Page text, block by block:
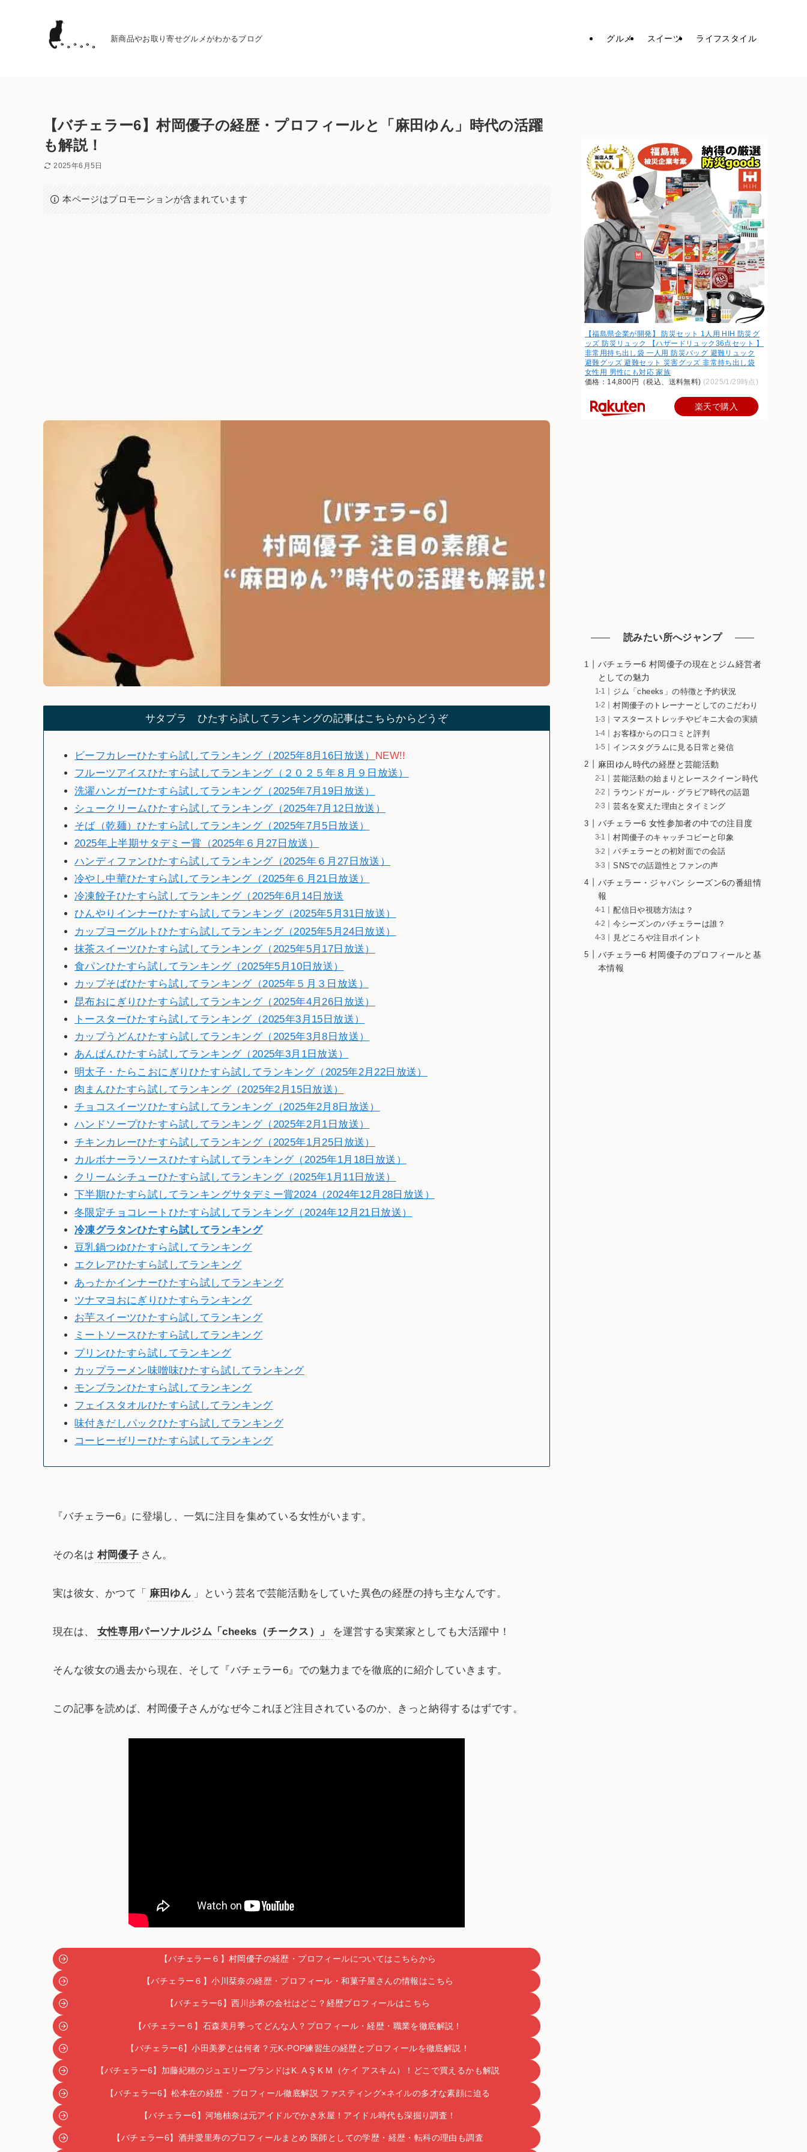
新商品やお取り寄せグルメがわかるブログ グルメ スイーツ ライフスタイル
【バチェラー6】村岡優子の経歴・プロフィールと「麻田ゆん」時代の活躍
も解説！
2025年6月5日
本ページはプロモーションが含まれています
サタプラ ひたすら試してランキングの記事はこちらからどうぞ
ビーフカレーひたすら試してランキング（2025年8月16日放送）
NEW!!
フルーツアイスひたすら試してランキング（２０２５年８月９日放送）
洗濯ハンガーひたすら試してランキング（2025年7月19日放送）
シュークリームひたすら試してランキング（2025年7月12日放送）
そば（乾麺）ひたすら試してランキング（2025年7月5日放送）
2025年上半期サタデミー賞（2025年６月27日放送）
ハンディファンひたすら試してランキング（2025年６月27日放送）
冷やし中華ひたすら試してランキング（2025年６月21日放送）
冷凍餃子ひたすら試してランキング（2025年6月14日放送
ひんやりインナーひたすら試してランキング（2025年5月31日放送）
カップヨーグルトひたすら試してランキング（2025年5月24日放送）
抹茶スイーツひたすら試してランキング（2025年5月17日放送）
食パンひたすら試してランキング（2025年5月10日放送）
カップそばひたすら試してランキング（2025年５月３日放送）
昆布おにぎりひたすら試してランキング（2025年4月26日放送）
トースターひたすら試してランキング（2025年3月15日放送）
カップうどんひたすら試してランキング（2025年3月8日放送）
あんぱんひたすら試してランキング（2025年3月1日放送）
明太子・たらこおにぎりひたすら試してランキング（2025年2月22日放送）
肉まんひたすら試してランキング（2025年2月15日放送）
チョコスイーツひたすら試してランキング（2025年2月8日放送）
ハンドソープひたすら試してランキング（2025年2月1日放送）
チキンカレーひたすら試してランキング（2025年1月25日放送）
カルボナーラソースひたすら試してランキング（2025年1月18日放送）
クリームシチューひたすら試してランキング（2025年1月11日放送）
下半期ひたすら試してランキングサタデミー賞2024（2024年12月28日放送）
冬限定チョコレートひたすら試してランキング（2024年12月21日放送）
冷凍グラタンひたすら試してランキング
豆乳鍋つゆひたすら試してランキング
エクレアひたすら試してランキング
あったかインナーひたすら試してランキング
ツナマヨおにぎりひたすらランキング
お芋スイーツひたすら試してランキング
ミートソースひたすら試してランキング
プリンひたすら試してランキング
カップラーメン味噌味ひたすら試してランキング
モンブランひたすら試してランキング
フェイスタオルひたすら試してランキング
味付きだしパックひたすら試してランキング
コーヒーゼリーひたすら試してランキング
『バチェラー6』に登場し、一気に注目を集めている女性がいます。
その名は 村岡優子 さん。
実は彼女、かつて「 麻田ゆん 」という芸名で芸能活動をしていた異色の経歴の持ち主なんです。
現在は、 女性専用パーソナルジム「cheeks（チークス）」 を運営する実業家としても大活躍中！
そんな彼女の過去から現在、そして『バチェラー6』での魅力までを徹底的に紹介していきます。
この記事を読めば、村岡優子さんがなぜ今これほど注目されているのか、きっと納得するはずです。
【バチェラー６】村岡優子の経歴・プロフィールについてはこちらから
【バチェラー６】小川栞奈の経歴・プロフィール・和菓子屋さんの情報はこちら
【バチェラー6】西川歩希の会社はどこ？経歴プロフィールはこちら
【バチェラー６】石森美月季ってどんな人？プロフィール・経歴・職業を徹底解説！
【バチェラー6】小田美夢とは何者？元K-POP練習生の経歴とプロフィールを徹底解説！
【バチェラー6】加藤紀穂のジュエリーブランドはK. A Ş K M（ケイ アスキム）！どこで買えるかも解説
【バチェラー6】松本在の経歴・プロフィール徹底解説 ファスティング×ネイルの多才な素顔に迫る
【バチェラー6】河地柚奈は元アイドルでかき氷屋！アイドル時代も深掘り調査！
【バチェラー6】酒井愛里寿のプロフィールまとめ 医師としての学歴・経歴・転科の理由も調査
【福島県企業が開発】 防災セット 1人用 HIH 防災グ
ッズ 防災リュック 【ハザードリュック36点セット 】
非常用持ち出し袋 一人用 防災バッグ 避難リュック
避難グッズ 避難セット 災害グッズ 非常持ち出し袋
女性用 男性にも対応 家族
価格：14,800円（税込、送料無料) (2025/1/29時点)
楽天で購入
読みたい所へジャンプ
バチェラー6 村岡優子の現在とジム経営者
としての魅力
ジム「cheeks」の特徴と予約状況
村岡優子のトレーナーとしてのこだわり
マスターストレッチやビキニ大会の実績
お客様からの口コミと評判
インスタグラムに見る日常と発信
麻田ゆん時代の経歴と芸能活動
芸能活動の始まりとレースクイーン時代
ラウンドガール・グラビア時代の話題
芸名を変えた理由とタイミング
バチェラー6 女性参加者の中での注目度
村岡優子のキャッチコピーと印象
バチェラーとの初対面での会話
SNSでの話題性とファンの声
バチェラー・ジャパン シーズン6の番組情
報
配信日や視聴方法は？
今シーズンのバチェラーは誰？
見どころや注目ポイント
バチェラー6 村岡優子のプロフィールと基
本情報